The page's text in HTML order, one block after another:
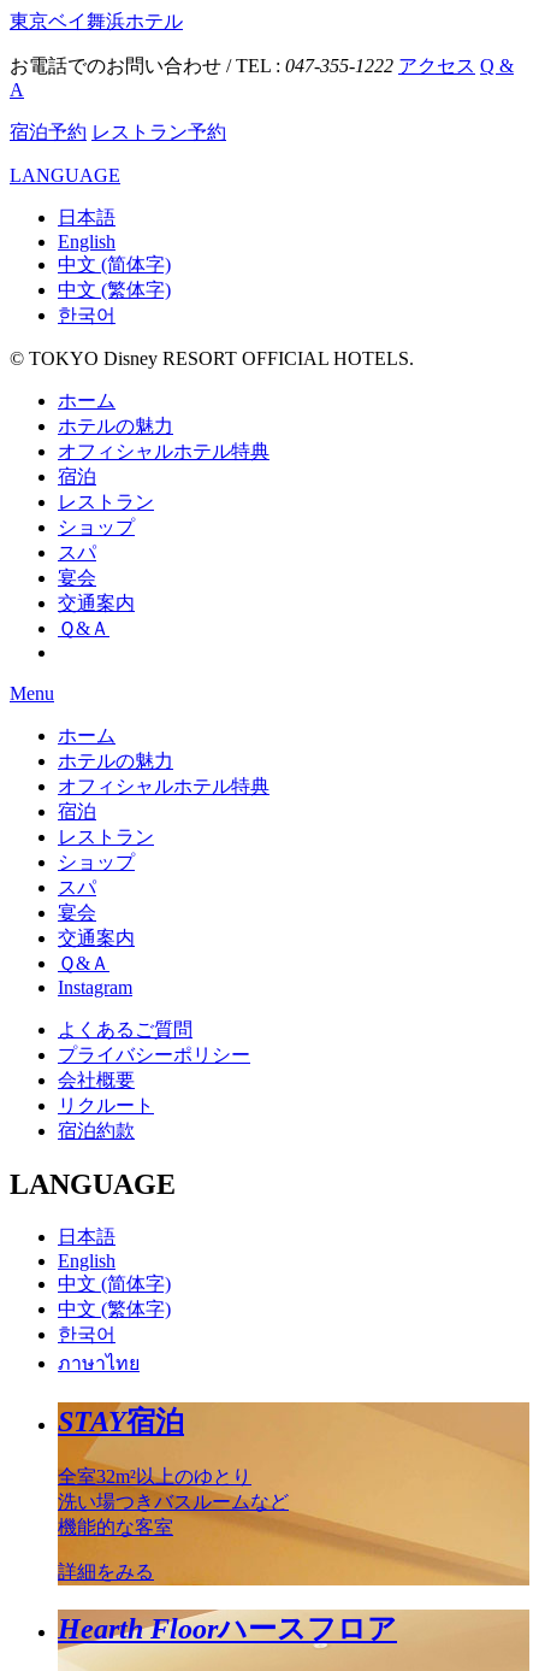
東京ベイ舞浜ホテル
お電話でのお問い合わせ / TEL : 047-355-1222 アクセス Q &
A
宿泊予約 レストラン予約
LANGUAGE
日本語
English
中文 (简体字)
中文 (繁体字)
한국어
© TOKYO Disney RESORT OFFICIAL HOTELS.
ホーム
ホテルの魅力
オフィシャルホテル特典
宿泊
レストラン
ショップ
スパ
宴会
交通案内
Ｑ&Ａ
Menu
ホーム
ホテルの魅力
オフィシャルホテル特典
宿泊
レストラン
ショップ
スパ
宴会
交通案内
Ｑ&Ａ
Instagram
よくあるご質問
プライバシーポリシー
会社概要
リクルート
宿泊約款
LANGUAGE
日本語
English
中文 (简体字)
中文 (繁体字)
한국어
ภาษาไทย
STAY宿泊
全室32m²以上のゆとり
洗い場つきバスルームなど
機能的な客室
詳細をみる
Hearth Floorハースフロア